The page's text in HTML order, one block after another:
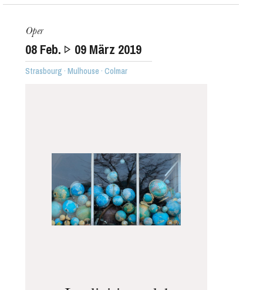
Die OnR mit euch
Führungen durch die Oper
Oper
08 Feb. 09 März 2019
Strasbourg · Mulhouse · Colmar